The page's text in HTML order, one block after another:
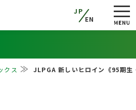
JP
EN
クス JLPGA 新しいヒロイン《95期生